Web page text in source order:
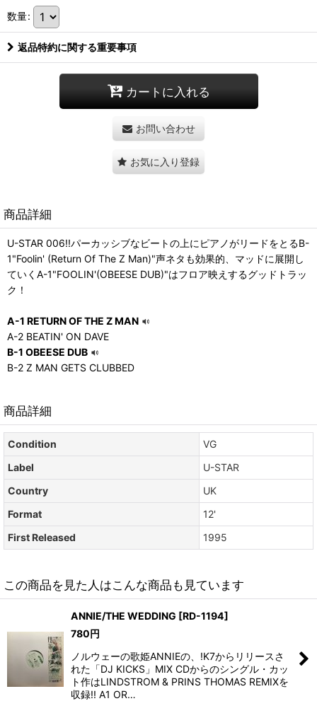
数量:
返品特約に関する重要事項
カートに入れる
お問い合わせ
お気に入り登録
商品詳細
U-STAR 006!!パーカッシブなビートの上にピアノがリードをとるB-
1"Foolin' (Return Of The Z Man)"声ネタも効果的、マッドに展開し
ていくA-1"FOOLIN'(OBEESE DUB)"はフロア映えするグッドトラッ
ク！
A-1 RETURN OF THE Z MAN
A-2 BEATIN' ON DAVE
B-1 OBEESE DUB
B-2 Z MAN GETS CLUBBED
商品詳細
Condition
VG
Label
U-STAR
Country
UK
Format
12'
First Released
1995
この商品を見た人はこんな商品も見ています
ANNIE/THE WEDDING [RD-1194]
780円
ノルウェーの歌姫ANNIEの、!K7からリリースさ
れた「DJ KICKS」MIX CDからのシングル・カッ
ト作はLINDSTROM & PRINS THOMAS REMIXを
収録!! A1 OR…